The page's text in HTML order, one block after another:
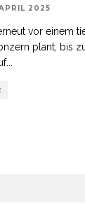
2025
vor einem
plant, bis
...